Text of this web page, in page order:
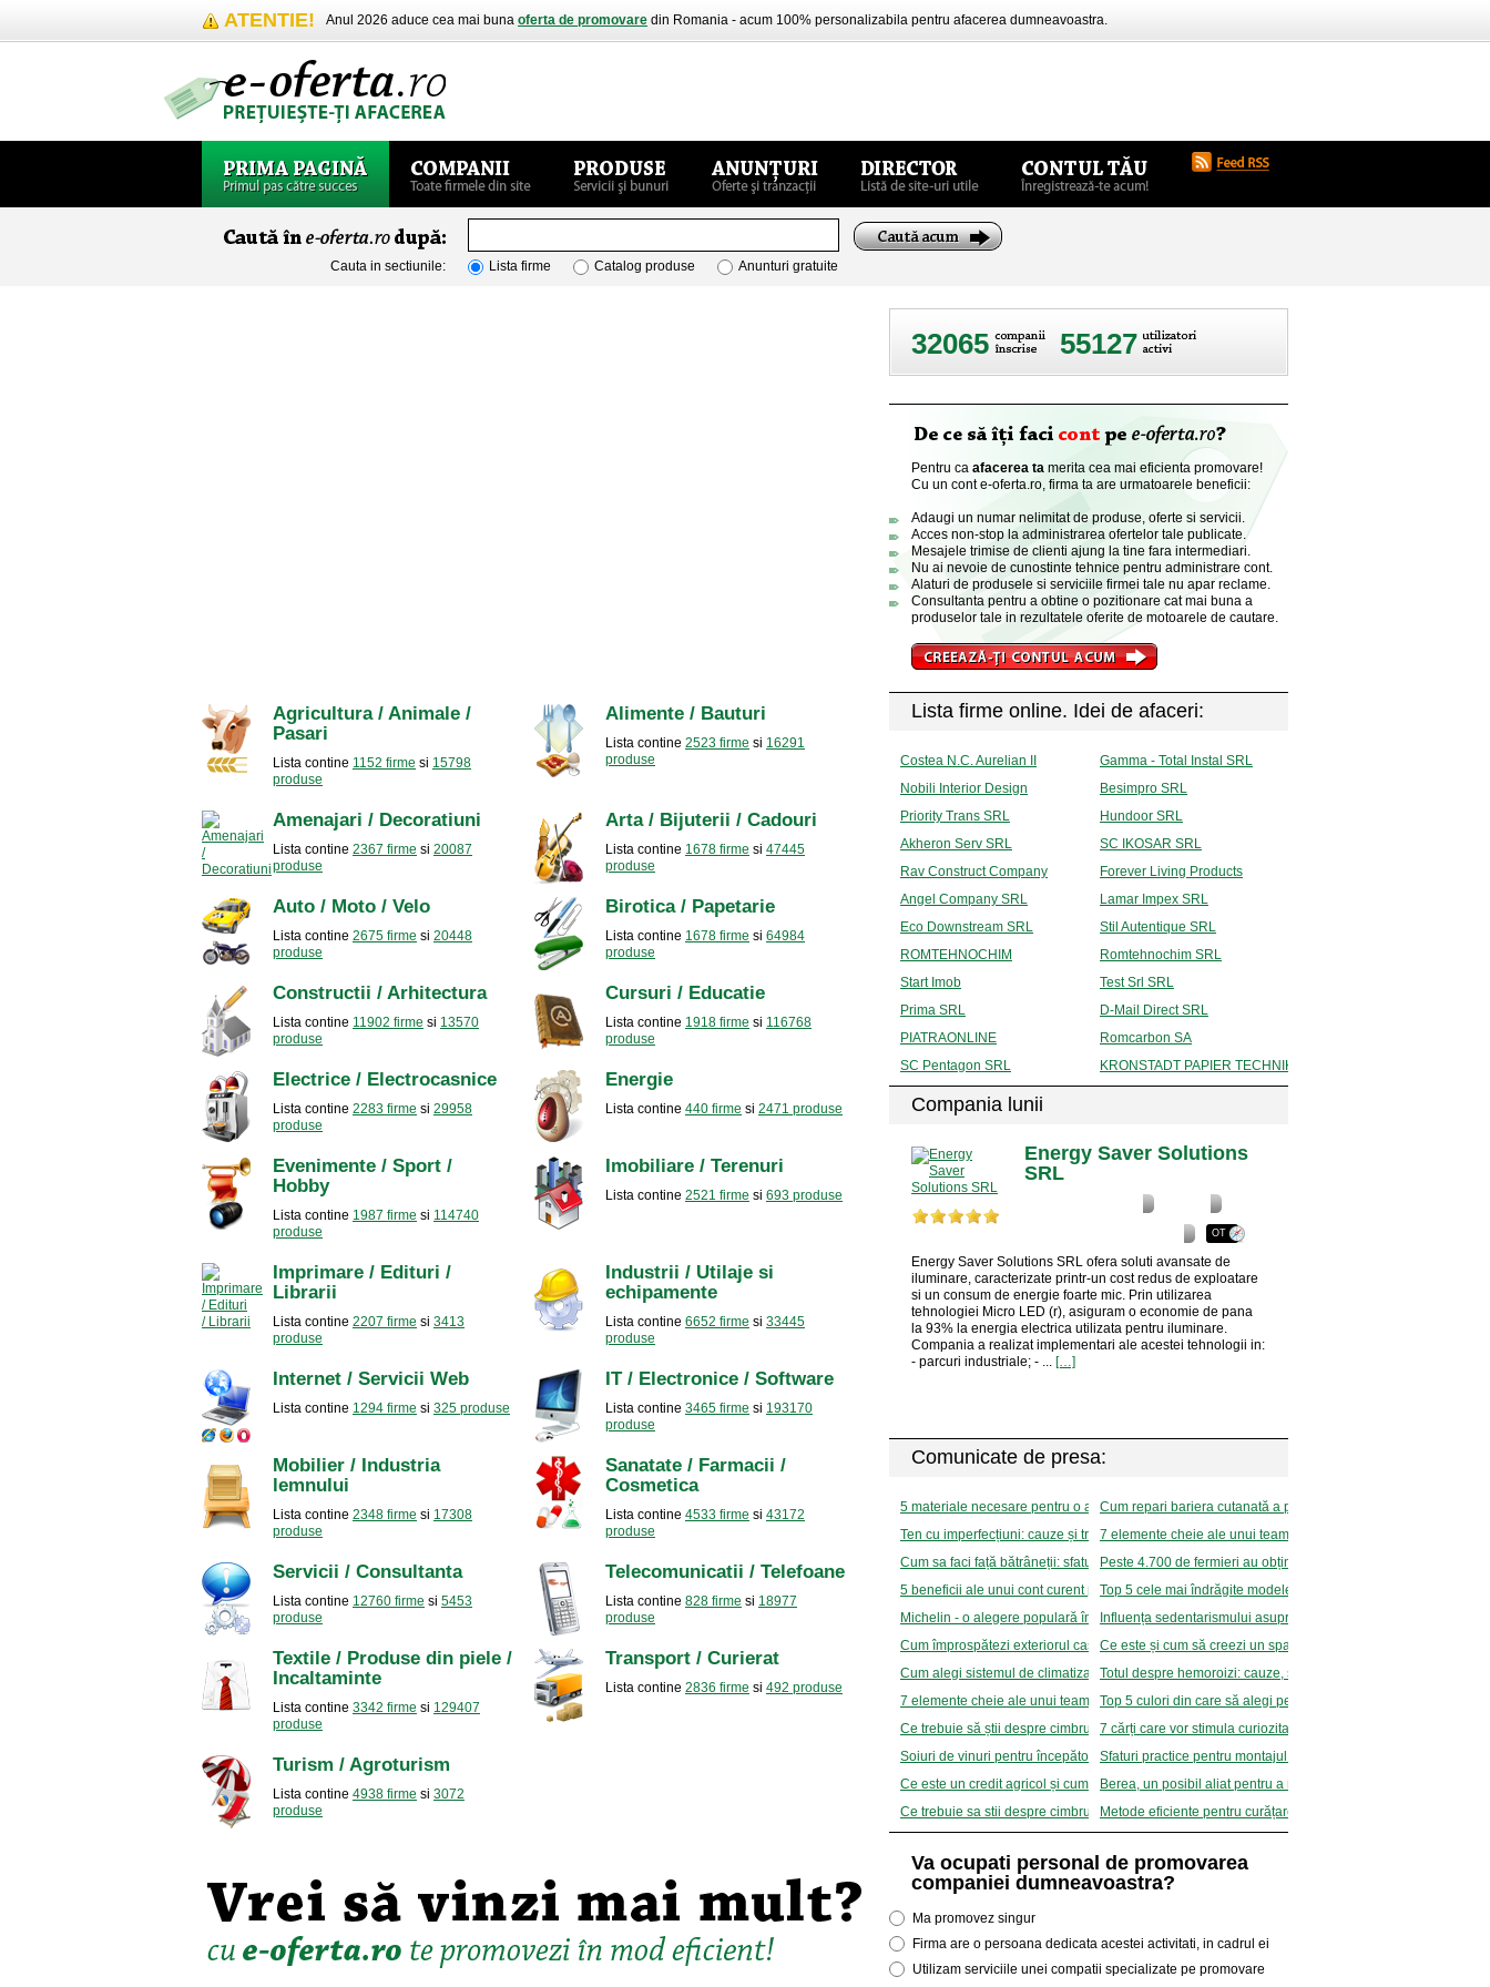
ATENTIE! Anul 2026 aduce cea mai buna oferta de promovare din Romania - acum 100% personalizabila pentru afacerea dumneavoastra.
Cauta in sectiunile: Lista firme Catalog produse Anunturi gratuite
Agricultura / Animale /
Pasari
Lista contine 1152 firme si 15798
produse
Alimente / Bauturi
Lista contine 2523 firme si 16291
produse
Amenajari / Decoratiuni
Lista contine 2367 firme si 20087
produse
Arta / Bijuterii / Cadouri
Lista contine 1678 firme si 47445
produse
Auto / Moto / Velo
Lista contine 2675 firme si 20448
produse
Birotica / Papetarie
Lista contine 1678 firme si 64984
produse
Constructii / Arhitectura
Lista contine 11902 firme si 13570
produse
Cursuri / Educatie
Lista contine 1918 firme si 116768
produse
Electrice / Electrocasnice
Lista contine 2283 firme si 29958
produse
Energie
Lista contine 440 firme si 2471 produse
Evenimente / Sport /
Hobby
Lista contine 1987 firme si 114740
produse
Imobiliare / Terenuri
Lista contine 2521 firme si 693 produse
Imprimare / Edituri /
Librarii
Lista contine 2207 firme si 3413
produse
Industrii / Utilaje si
echipamente
Lista contine 6652 firme si 33445
produse
Internet / Servicii Web
Lista contine 1294 firme si 325 produse
IT / Electronice / Software
Lista contine 3465 firme si 193170
produse
Mobilier / Industria
lemnului
Lista contine 2348 firme si 17308
produse
Sanatate / Farmacii /
Cosmetica
Lista contine 4533 firme si 43172
produse
Servicii / Consultanta
Lista contine 12760 firme si 5453
produse
Telecomunicatii / Telefoane
Lista contine 828 firme si 18977
produse
Textile / Produse din piele /
Incaltaminte
Lista contine 3342 firme si 129407
produse
Transport / Curierat
Lista contine 2836 firme si 492 produse
Turism / Agroturism
Lista contine 4938 firme si 3072
produse
32065 55127
Pentru ca afacerea ta merita cea mai eficienta promovare!
Cu un cont e-oferta.ro, firma ta are urmatoarele beneficii:
Adaugi un numar nelimitat de produse, oferte si servicii.
Acces non-stop la administrarea ofertelor tale publicate.
Mesajele trimise de clienti ajung la tine fara intermediari.
Nu ai nevoie de cunostinte tehnice pentru administrare cont.
Alaturi de produsele si serviciile firmei tale nu apar reclame.
Consultanta pentru a obtine o pozitionare cat mai buna a
produselor tale in rezultatele oferite de motoarele de cautare.
Lista firme online. Idei de afaceri:
Costea N.C. Aurelian II
Gamma - Total Instal SRL
Nobili Interior Design
Besimpro SRL
Priority Trans SRL
Hundoor SRL
Akheron Serv SRL
SC IKOSAR SRL
Rav Construct Company
Forever Living Products
Angel Company SRL
Lamar Impex SRL
Eco Downstream SRL
Stil Autentique SRL
ROMTEHNOCHIM
Romtehnochim SRL
Start Imob
Test Srl SRL
Prima SRL
D-Mail Direct SRL
PIATRAONLINE
Romcarbon SA
SC Pentagon SRL
KRONSTADT PAPIER TECHNIK S.A.
Compania lunii
Energy Saver Solutions
SRL
OT
Energy Saver Solutions SRL ofera soluti avansate de
iluminare, caracterizate printr-un cost redus de exploatare
si un consum de energie foarte mic. Prin utilizarea
tehnologiei Micro LED (r), asiguram o economie de pana
la 93% la energia electrica utilizata pentru iluminare.
Compania a realizat implementari ale acestei tehnologii in:
- parcuri industriale; - ... […]
Comunicate de presa:
5 materiale necesare pentru o aplicare corectă a extensiilor de gene
Cum repari bariera cutanată a pielii?
Ten cu imperfecțiuni: cauze și tratament7 elemente cheie ale unui teambuilding
Cum sa faci față bătrâneții: sfaturi utile pentru senioriPeste 4.700 de fermieri au obținut finanțare prin Agricover Credit
5 beneficii ale unui cont curent pentru încasarea salariuluiTop 5 cele mai îndrăgite modele de ochelari de soare
Michelin - o alegere populară în rândul iubitorilor de mașini
Influența sedentarismului asupra metabolismului
Cum împrospătezi exteriorul casei fără să cheltuiești o avere: 5 soluții
Ce este și cum să creezi un spațiu Hygge: 5 idei de amenajare
Cum alegi sistemul de climatizare potrivit: 3 sfaturi de la ingineri
Totul despre hemoroizi: cauze, simptome și tratament
7 elemente cheie ale unui teambuildingTop 5 culori din care să alegi pentru rochiile domnișoarelor de
Ce trebuie să știi despre cimbru
7 cărți care vor stimula curiozitatea copilului tău
Soiuri de vinuri pentru începători: Merlot, Cabernet și ChardonaySfaturi practice pentru montajul de tije filetate în cărămida cu
Ce este un credit agricol și cum îl poți folosiBerea, un posibil aliat pentru a reintra în formă după sport
Ce trebuie sa stii despre cimbru
Metode eficiente pentru curățarea bucătăriilor profesionale din
Va ocupati personal de promovarea
companiei dumneavoastra?
Ma promovez singur
Firma are o persoana dedicata acestei activitati, in cadrul ei
Utilizam serviciile unei compatii specializate pe promovare